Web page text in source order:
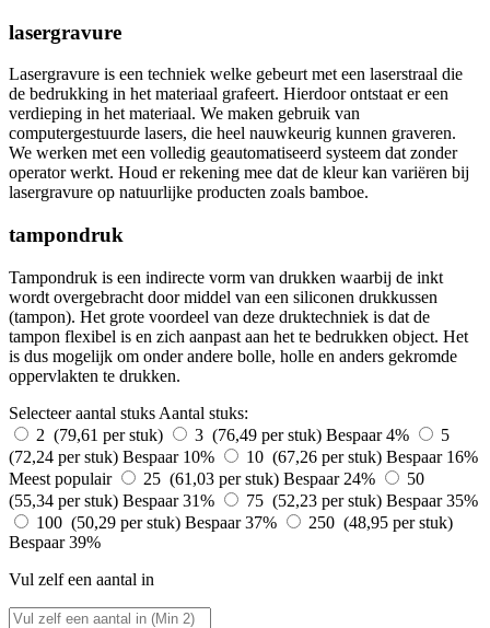
lasergravure
Lasergravure is een techniek welke gebeurt met een laserstraal die
de bedrukking in het materiaal grafeert. Hierdoor ontstaat er een
verdieping in het materiaal. We maken gebruik van
computergestuurde lasers, die heel nauwkeurig kunnen graveren.
We werken met een volledig geautomatiseerd systeem dat zonder
operator werkt. Houd er rekening mee dat de kleur kan variëren bij
lasergravure op natuurlijke producten zoals bamboe.
tampondruk
Tampondruk is een indirecte vorm van drukken waarbij de inkt
wordt overgebracht door middel van een siliconen drukkussen
(tampon). Het grote voordeel van deze druktechniek is dat de
tampon flexibel is en zich aanpast aan het te bedrukken object. Het
is dus mogelijk om onder andere bolle, holle en anders gekromde
oppervlakten te drukken.
Selecteer aantal stuks Aantal stuks:
2 (79,61 per stuk)
3 (76,49 per stuk) Bespaar 4%
5
(72,24 per stuk) Bespaar 10% 10 (67,26 per stuk) Bespaar 16%
Meest populair
25 (61,03 per stuk) Bespaar 24%
50
(55,34 per stuk) Bespaar 31% 75 (52,23 per stuk) Bespaar 35%
100 (50,29 per stuk) Bespaar 37%
250 (48,95 per stuk)
Bespaar 39%
Vul zelf een aantal in